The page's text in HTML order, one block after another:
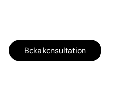
Boka konsultation